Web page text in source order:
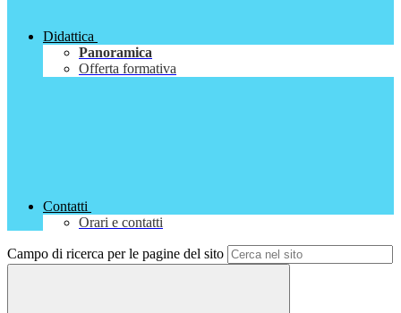
Didattica
Panoramica
Offerta formativa
Contatti
Orari e contatti
Campo di ricerca per le pagine del sito